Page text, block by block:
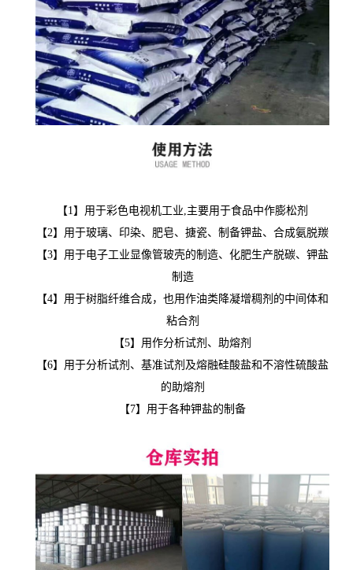
【1】 用于彩色电视机工业,主要用于食品中作膨松剂
【2】 用于玻璃、印染、肥皂、搪瓷、制备钾盐、合成氨脱羰
【3】 用于电子工业显像管玻壳的制造、化肥生产脱碳、钾盐
制造
【4】用于树脂纤维合成，也用作油类降凝增稠剂的中间体和
粘合剂
【5】 用作分析试剂、助熔剂
【6】 用于分析试剂、基准试剂及熔融硅酸盐和不溶性硫酸盐
的助熔剂
【7】 用于各种钾盐的制备